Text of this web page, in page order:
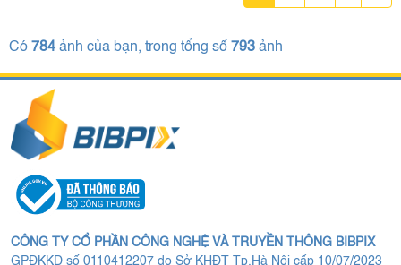
Có 784 ảnh của bạn, trong tổng số 793 ảnh
CÔNG TY CỔ PHẦN CÔNG NGHỆ VÀ TRUYỀN THÔNG BIBPIX
GPĐKKD số 0110412207 do Sở KHĐT Tp.Hà Nội cấp 10/07/2023